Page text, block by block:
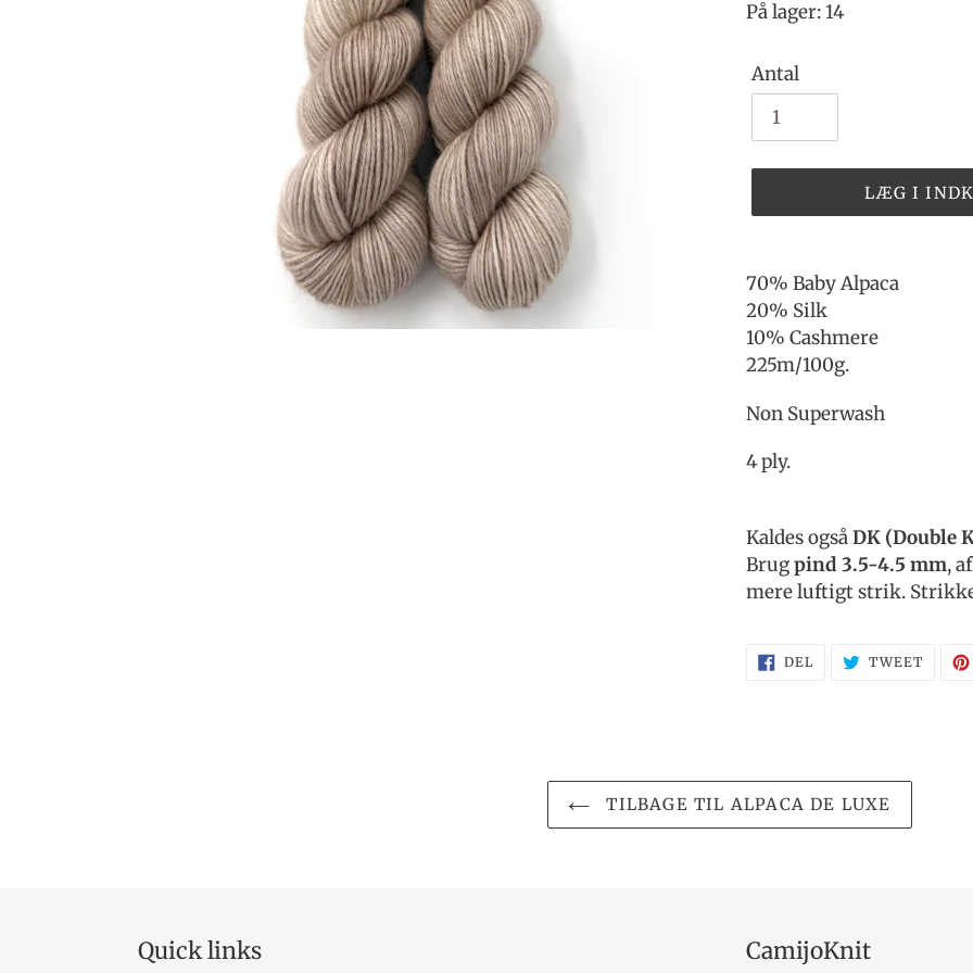
På lager: 14
Antal
LÆG I
produkt
i
din
indkøbskurv
70% Baby Alpaca
20% Silk
10% Cashmere
225m/100g.
Non Superwash
4 ply.
Kaldes ogsåDK (Double
Brugpind 3.5-4.5 mm,
mere luftigt strik.
DEL
PÅ
TWEETTWEET
TILBAGE TIL ALPACA DE LUXE
Quick links CamijoKnit